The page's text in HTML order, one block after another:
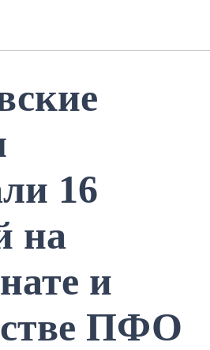
16
на
и
ПФО